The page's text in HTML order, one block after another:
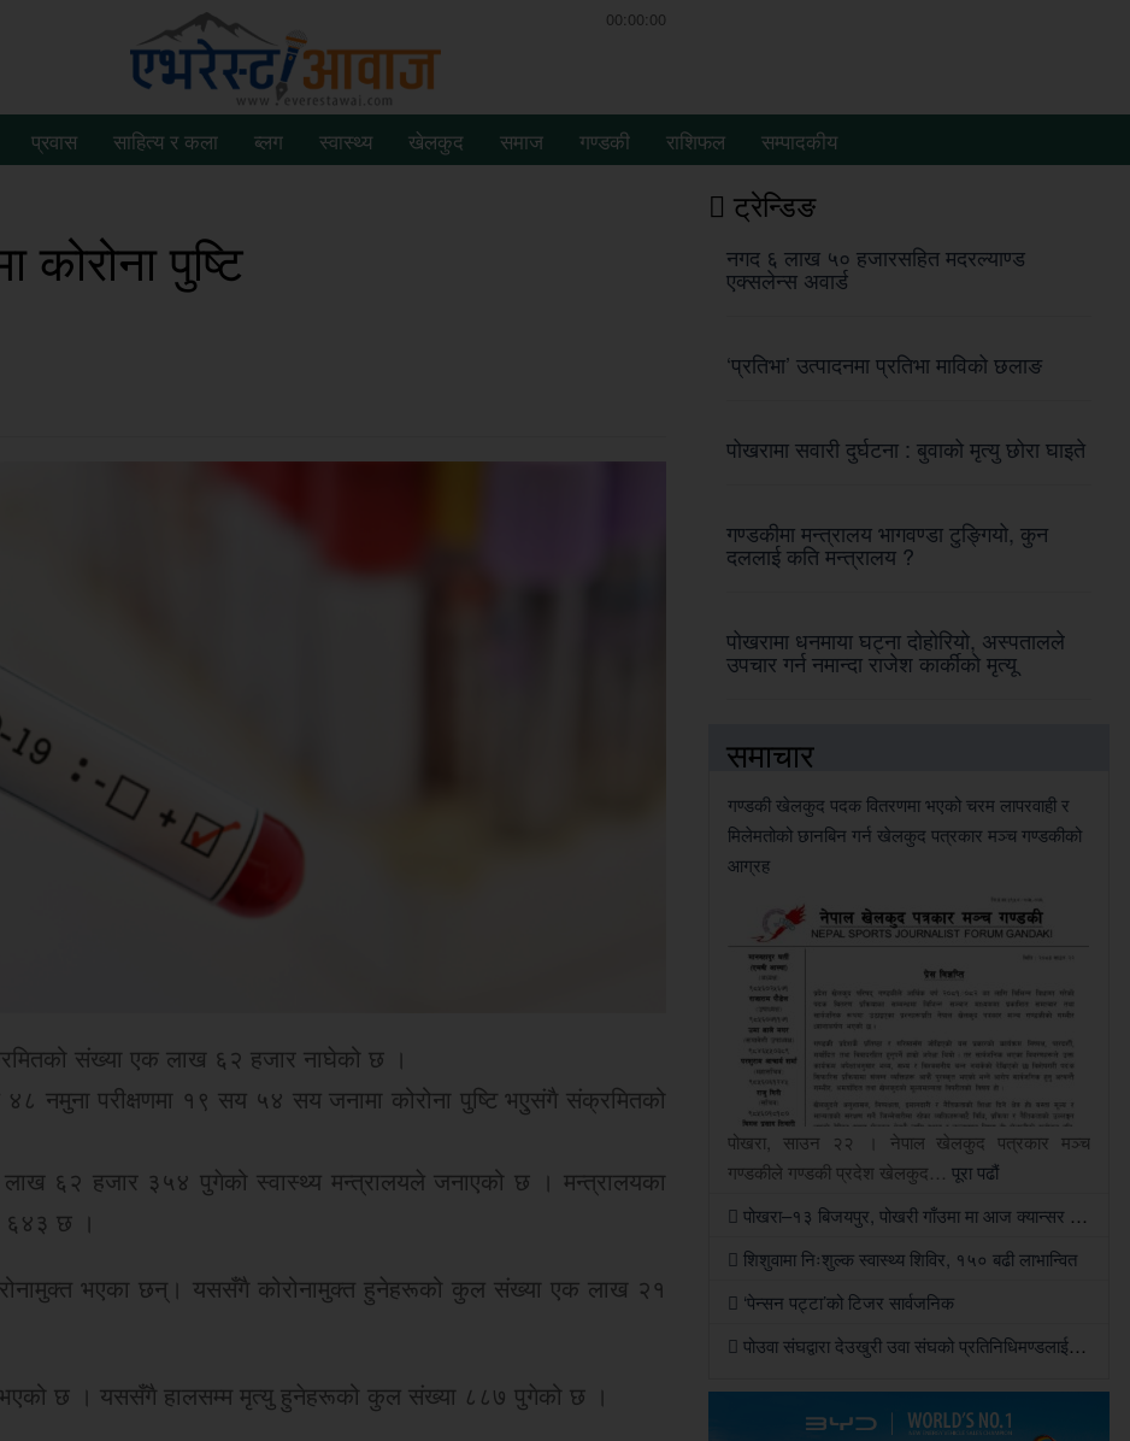
00:00:00
प्रवास साहित्य र कला ब्लग स्वास्थ्य खेलकुद समाज गण्डकी राशिफल सम्पादकीय
पुष्टि
संख्या एक लाख ६२ हजार नाघेको छ ।
नमुना परीक्षणमा १९ सय ५४ सय जनामा कोरोना पुष्टि भएुसंगै संक्रमितको
६२ हजार ३५४ पुगेको स्वास्थ्य मन्त्रालयले जनाएको छ । मन्त्रालयका
६४३ छ ।
भएका छन्। यससँगै कोरोनामुक्त हुनेहरूको कुल संख्या एक लाख २१
भएको छ । यससँगै हालसम्म मृत्यु हुनेहरूको कुल संख्या ८८७ पुगेको छ ।
ट्रेन्डिङ
नगद ६ लाख ५० हजारसहित मदरल्याण्ड
एक्सलेन्स अवार्ड
‘प्रतिभा’ उत्पादनमा प्रतिभा माविको छलाङ
पोखरामा सवारी दुर्घटना : बुवाको मृत्यु छोरा घाइते
गण्डकीमा मन्त्रालय भागवण्डा टुङ्गियो, कुन
दललाई कति मन्त्रालय ?
पोखरामा धनमाया घट्ना दोहोरियो, अस्पतालले
उपचार गर्न नमान्दा राजेश कार्कीको मृत्यू
समाचार
गण्डकी खेलकुद पदक वितरणमा भएको चरम लापरवाही र
मिलेमतोको छानबिन गर्न खेलकुद पत्रकार मञ्च गण्डकीको
आग्रह
पोखरा, साउन २२ । नेपाल खेलकुद पत्रकार मञ्च
गण्डकीले गण्डकी प्रदेश खेलकुद… पूरा पढौं
पोखरा–१३ बिजयपुर, पोखरी गाँउमा मा आज क्यान्सर सचेतना एवं निःशुल्क स्वास्थ्य शिविर हुने
शिशुवामा निःशुल्क स्वास्थ्य शिविर, १५० बढी लाभान्वित
‘पेन्सन पट्टा’को टिजर सार्वजनिक
पोउवा संघद्वारा देउखुरी उवा संघको प्रतिनिधिमण्डलाई स्वागतसँगै सहकार्यको सहमति